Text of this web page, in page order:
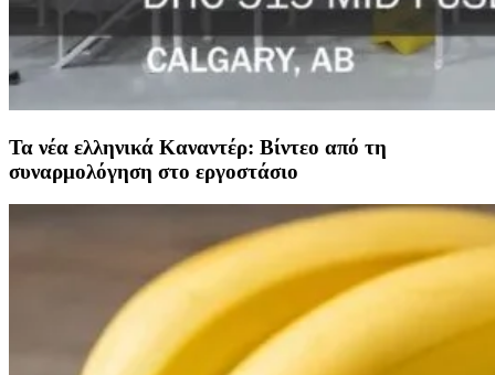
Τα νέα ελληνικά Καναντέρ: Βίντεο από τη
συναρμολόγηση στο εργοστάσιο